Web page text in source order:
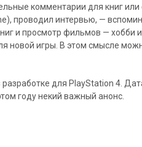
комментарии для книг
проводил интервью, —
и просмотр фильмов — хобби
новой игры. В этом смысле
для PlayStation 4.
году некий важный анонс.